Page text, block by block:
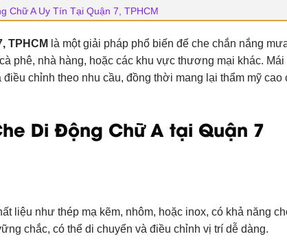
Chữ A Uy Tín Tại Quận 7, TPHCM
TPHCM là một giải pháp phổ biến để che chắn nắng
phê, nhà hàng, hoặc các khu vực thương mại khác. Mái
chỉnh theo nhu cầu, đồng thời mang lại thẩm mỹ cao
Di Động Chữ A tại Quận 7
liệu như thép mạ kẽm, nhôm, hoặc inox, có khả năng
chắc, có thể di chuyển và điều chỉnh vị trí dễ dàng.